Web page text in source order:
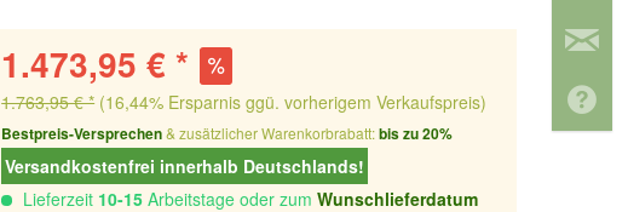
1.473,95 € *
1.763,95 € * (16,44% Ersparnis ggü. vorherigem Verkaufspreis)
Bestpreis-Versprechen& zusätzlicher Warenkorbrabatt:bis zu 20%
Versandkostenfrei innerhalb Deutschlands!
Lieferzeit 10-15 Arbeitstage oder zumWunschlieferdatum